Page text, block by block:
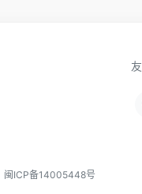
闽ICP备14005448号